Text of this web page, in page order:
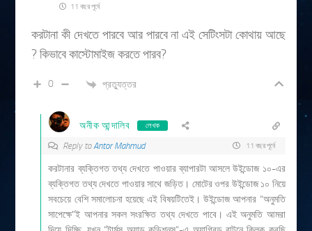
11 বছর পূর্বে
করটানা কী দেখতে পারবে আর পারবে না এই সেটিংসটা কোথায় আছে
? কিভাবে কাস্টোমাইজ করতে পারব?
0 প্রত্যুত্তর
অনীক আন্দালিব লেখক
Reply toAntor Mahmud 11 বছর পূর্বে
করটানার ব্যক্তিগত তথ্য দেখতে পাওয়ার ব্যাপারটা আসলে উইন্ডোজ ১০-এর
ব্যক্তিগত তথ্য দেখতে পাওয়ার সাথে জড়িত। মোটের ওপর উইন্ডোজ ১০ নিয়ে
সবচেয়ে বেশি সমালোচনা হয়েছে এই বিষয়টিতেই। উইন্ডোজ আপনার “অনুমতি
সাপেক্ষে”ই আপনার সকল সংরক্ষিত তথ্য দেখতে পাবে। এই অনুমতি আমরা